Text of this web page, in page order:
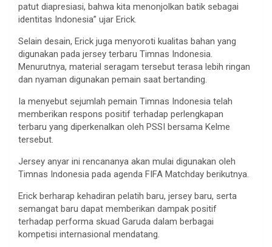
patut diapresiasi, bahwa kita menonjolkan batik sebagai
identitas Indonesia” ujar Erick.
Selain desain, Erick juga menyoroti kualitas bahan yang
digunakan pada jersey terbaru Timnas Indonesia.
Menurutnya, material seragam tersebut terasa lebih ringan
dan nyaman digunakan pemain saat bertanding.
Ia menyebut sejumlah pemain Timnas Indonesia telah
memberikan respons positif terhadap perlengkapan
terbaru yang diperkenalkan oleh PSSI bersama Kelme
tersebut.
Jersey anyar ini rencananya akan mulai digunakan oleh
Timnas Indonesia pada agenda FIFA Matchday berikutnya.
Erick berharap kehadiran pelatih baru, jersey baru, serta
semangat baru dapat memberikan dampak positif
terhadap performa skuad Garuda dalam berbagai
kompetisi internasional mendatang.